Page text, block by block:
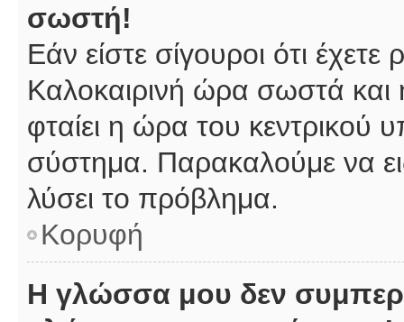
σωστή!
Εάν είστε σίγουροι ότι
Καλοκαιρινή ώρα σωστά και
φταίει η ώρα του κεντρικού
σύστημα. Παρακαλούμε να
λύσει το πρόβλημα.
Κορυφή
Η γλώσσα μου δεν